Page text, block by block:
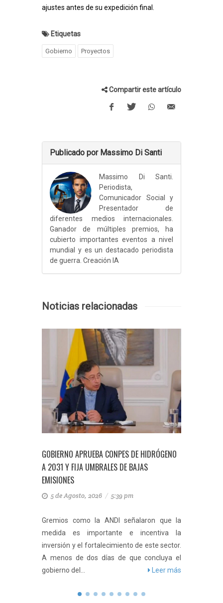
ajustes antes de su expedición final.
Etiquetas
Gobierno Proyectos
Compartir este artículo
Publicado por Massimo Di Santi
Massimo Di Santi.
Periodista,
Comunicador Social y
Presentador de
diferentes medios internacionales.
Ganador de múltiples premios, ha
cubierto importantes eventos a nivel
mundial y es un destacado periodista
de guerra. Creación IA
Noticias relacionadas
CONPES DE HIDRÓGENO
DE BAJAS
la ANDI señalaron que la
e incentiva la
de este sector.
días de que concluya el
Leer más
GOBIERNO DELIMITA EL PÁRAMO DE
Y PROHÍBE MINERÍA E
5 de Agosto, 2026
Esta área comprende más de
hectáreas y es el complejo de
grande del mundo. El
presidente Gustavo Petro, a través...